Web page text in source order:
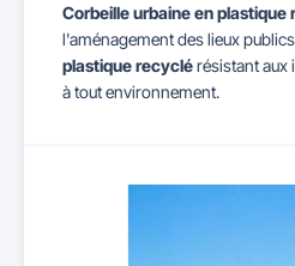
Corbeille urbaine en plastique
l'aménagement des lieux
plastique recyclérésistant aux
à tout environnement.